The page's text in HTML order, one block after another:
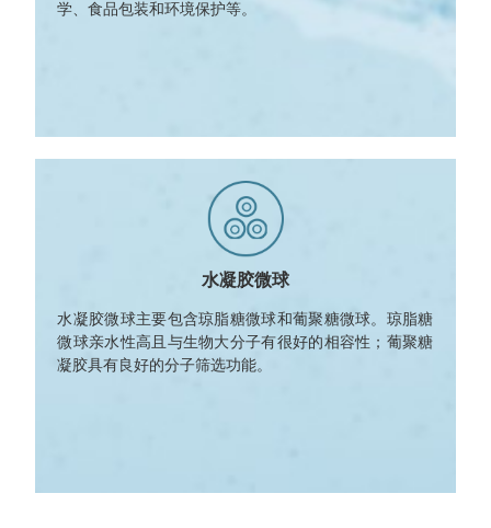
学、食品包装和环境保护等。
水凝胶微球
水凝胶微球主要包含琼脂糖微球和葡聚糖微球。琼脂糖
微球亲水性高且与生物大分子有很好的相容性；葡聚糖
凝胶具有良好的分子筛选功能。